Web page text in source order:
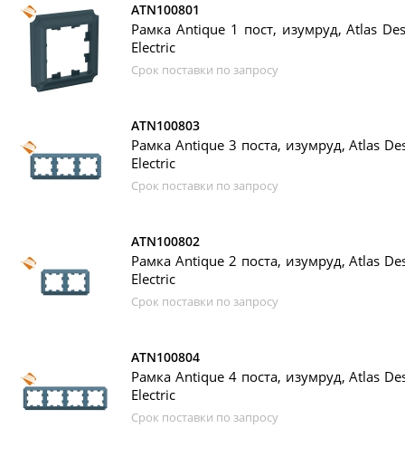
ATN100801
Рамка Antique 1 пост, изумруд, Atlas
Electric
Срок поставки по запросу
ATN100803
Рамка Antique 3 поста, изумруд, Atlas
Electric
Срок поставки по запросу
ATN100802
Рамка Antique 2 поста, изумруд, Atlas
Electric
Срок поставки по запросу
ATN100804
Рамка Antique 4 поста, изумруд, Atlas
Electric
Срок поставки по запросу